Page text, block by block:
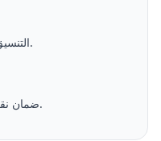
التنسيق الدقيق هو تجسيد للاحترافية.
ضمان نقل المعلومات بدقة وبلا أخطاء.